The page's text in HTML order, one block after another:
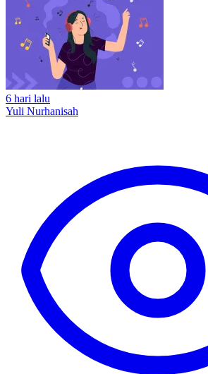
6 hari lalu
Yuli Nurhanisah